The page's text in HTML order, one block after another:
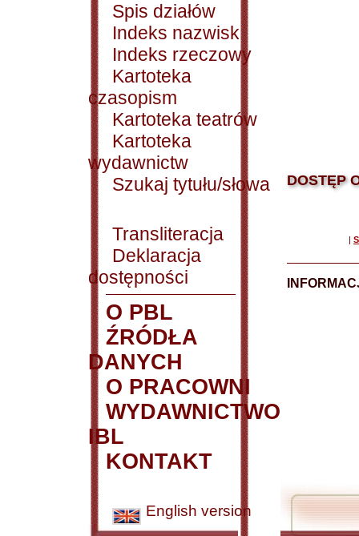
Spis działów
Indeks nazwisk
Indeks rzeczowy
Kartoteka
czasopism
Kartoteka teatrów
Kartoteka
wydawnictw
Szukaj tytułu/słowa
Transliteracja
Deklaracja
dostępności
O PBL
ŹRÓDŁA
DANYCH
O PRACOWNI
WYDAWNICTWO
IBL
KONTAKT
English version
DOSTĘP
|